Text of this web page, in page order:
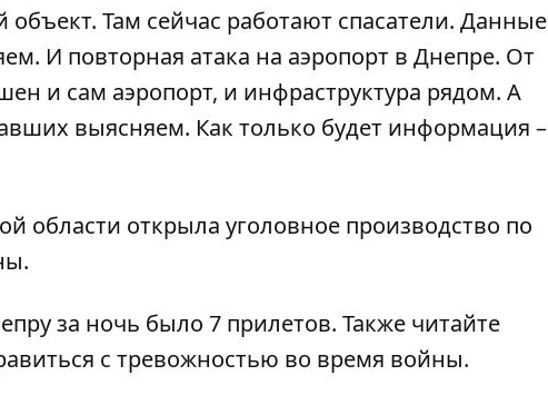
Там сейчас работают спасатели. Данные
И повторная атака на аэропорт в Днепре. От
и сам аэропорт, и инфраструктура рядом. А
выясняем. Как только будет информация –
области открыла уголовное производство по
за ночь было 7 прилетов. Также читайте
с тревожностью во время войны.